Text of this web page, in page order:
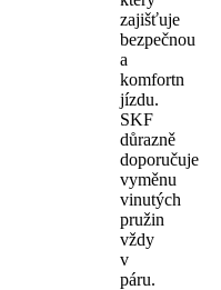
zajišťuje
bezpečnou
a
komfortn
jízdu.
SKF
důrazně
doporučuje
vyměnu
vinutých
pružin
vždy
v
páru.